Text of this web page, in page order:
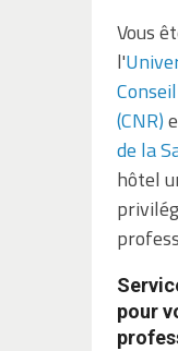
Vous
l'
(CNR)
de la
hôtel
pour